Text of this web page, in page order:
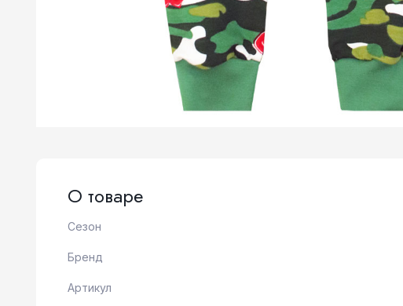
О товаре
Сезон
Бренд
Артикул